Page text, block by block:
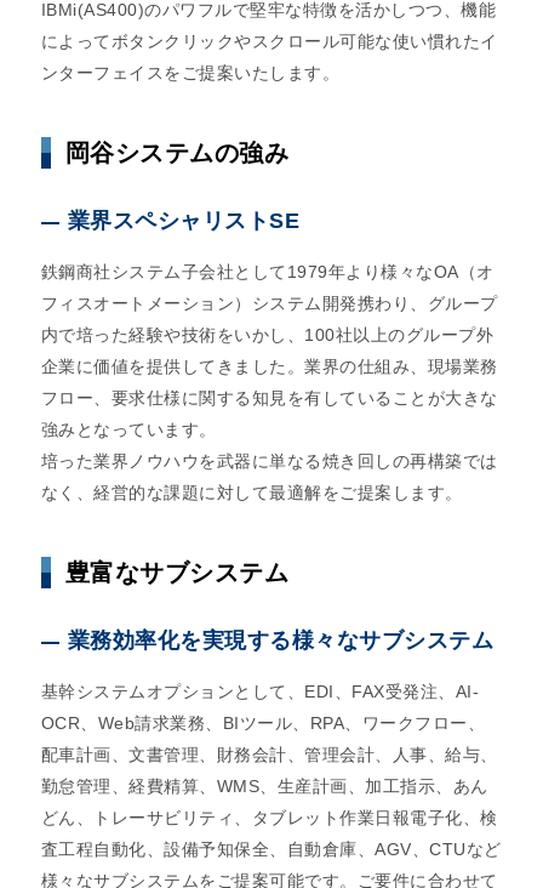
IBMi(AS400)のパワフルで堅牢な特徴を活かしつつ、機能
によってボタンクリックやスクロール可能な使い慣れたイ
ンターフェイスをご提案いたします。
岡谷システムの強み
業界スペシャリストSE
鉄鋼商社システム子会社として1979年より様々なOA（オ
フィスオートメーション）システム開発携わり、グループ
内で培った経験や技術をいかし、100社以上のグループ外
企業に価値を提供してきました。業界の仕組み、現場業務
フロー、要求仕様に関する知見を有していることが大きな
強みとなっています。
培った業界ノウハウを武器に単なる焼き回しの再構築では
なく、経営的な課題に対して最適解をご提案します。
豊富なサブシステム
業務効率化を実現する様々なサブシステム
基幹システムオプションとして、EDI、FAX受発注、AI-
OCR、Web請求業務、BIツール、RPA、ワークフロー、
配車計画、文書管理、財務会計、管理会計、人事、給与、
勤怠管理、経費精算、WMS、生産計画、加工指示、あん
どん、トレーサビリティ、タブレット作業日報電子化、検
査工程自動化、設備予知保全、自動倉庫、AGV、CTUなど
様々なサブシステムをご提案可能です。ご要件に合わせて